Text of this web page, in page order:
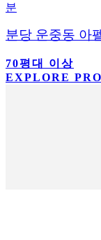
분
분당 운중동 아
70평대 이상
EXPLORE